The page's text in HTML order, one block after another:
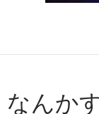
なんか